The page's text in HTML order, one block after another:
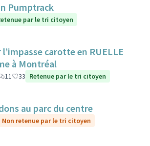
Pumptrack
par le tri citoyen
carotte en RUELLE
à Montréal
11 33 Retenue par le tri citoyen
au parc du centre
Non retenue par le tri citoyen